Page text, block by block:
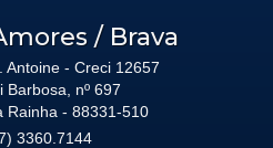
/ Brava
Antoine - Creci 12657
Barbosa, nº 697
Rainha - 88331-510
3360.7144